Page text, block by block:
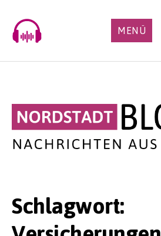
content
MENÜ
Schlagwort: